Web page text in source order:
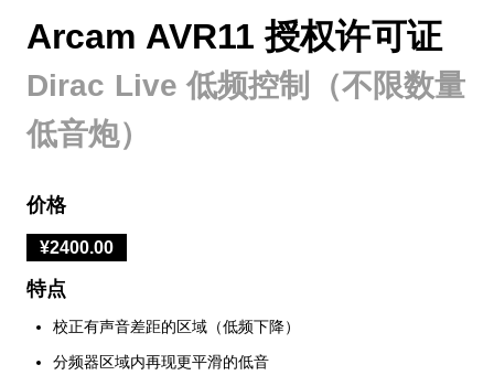
Arcam AVR11 授权许可证
Dirac Live 低频控制（不限数量
低音炮）
价格
¥2400.00
特点
校正有声音差距的区域（低频下降）
分频器区域内再现更平滑的低音